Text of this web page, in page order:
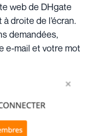
web de DHgate
à droite de l’écran.
demandées,
e-mail et votre mot